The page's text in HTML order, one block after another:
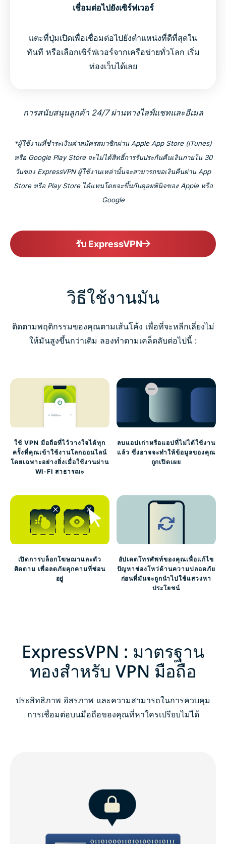
เชื่อมต่อไปยังเซิร์ฟเวอร์
แตะที่ปุ่มเปิดเพื่อเชื่อมต่อไปยังตำแหน่งที่ดีที่สุดใน
ทันที หรือเลือกเซิร์ฟเวอร์จากเครือข่ายทั่วโลก เริ่ม
ท่องเว็บได้เลย
การสนับสนุนลูกค้า 24/7 ผ่านทางไลฟ์แชทและอีเมล
*ผู้ใช้งานที่ชำระเงินค่าสมัครสมาชิกผ่าน Apple App Store (iTunes)
หรือ Google Play Store จะไม่ได้สิทธิ์การรับประกันคืนเงินภายใน 30
วันของ ExpressVPN ผู้ใช้งานเหล่านั้นจะสามารถขอเงินคืนผ่าน App
Store หรือ Play Store ได้แทนโดยจะขึ้นกับดุลยพินิจของ Apple หรือ
Google
รับ ExpressVPN
วิธีใช้งานมัน
ติดตามพฤติกรรมของคุณตามเส้นโค้ง เพื่อที่จะหลีกเลี่ยงไม่
ให้มันสูงขึ้นกว่าเดิม ลองทำตามเคล็ดลับต่อไปนี้ :
ใช้ VPN มือถือที่ไว้วางใจได้ทุก
ครั้งที่คุณเข้าใช้งานโลกออนไลน์
โดยเฉพาะอย่างยิ่งเมื่อใช้งานผ่าน
WI-FI สาธารณะ
ลบแอปเก่าหรือแอปที่ไม่ได้ใช้งาน
แล้ว ซึ่งอาจจะทำให้ข้อมูลของคุณ
ถูกเปิดเผย
เปิดการบล็อกโฆษณาและตัว
ติดตาม เพื่อลดภัยคุกคามที่ซ่อน
อยู่
อัปเดตโทรศัพท์ของคุณเพื่อแก้ไข
ปัญหาช่องโหว่ด้านความปลอดภัย
ก่อนที่มันจะถูกนำไปใช้แสวงหา
ประโยชน์
ExpressVPN : มาตรฐาน
ทองสำหรับ VPN มือถือ
ประสิทธิภาพ อิสรภาพ และความสามารถในการควบคุม
การเชื่อมต่อบนมือถือของคุณที่หาใครเปรียบไม่ได้